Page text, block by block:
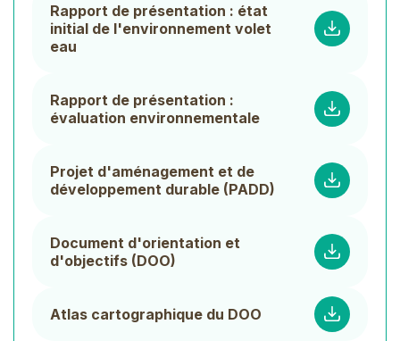
Rapport de présentation : état
initial de l'environnement volet
eau
Rapport de présentation :
évaluation environnementale
Projet d'aménagement et de
développement durable (PADD)
Document d'orientation et
d'objectifs (DOO)
Atlas cartographique du DOO